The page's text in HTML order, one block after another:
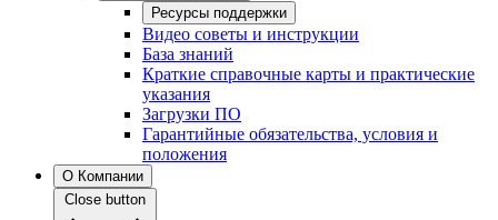
Ресурсы поддержки
Видео советы и инструкции
База знаний
Краткие справочные карты и практические
указания
Загрузки ПО
Гарантийные обязательства, условия и
положения
О Компании
Close button